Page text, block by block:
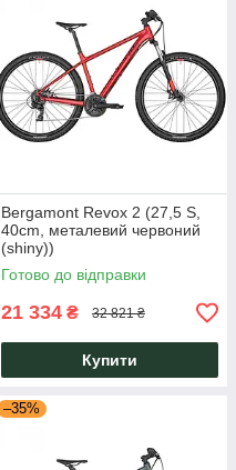
Bergamont Revox 2 (27,5 S,
40cm, металевий червоний
(shiny))
Готово до відправки
21 334 ₴ 32 821 ₴
Купити
–35%